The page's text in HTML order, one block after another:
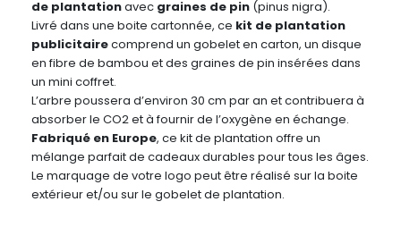
de plantationavec graines de pin (pinus nigra).
Livré dans une boite cartonnée, ce kit de plantation
publicitairecomprend un gobelet en carton, un disque
en fibre de bambou et des graines de pin insérées dans
un mini coffret.
L’arbre poussera d’environ 30 cm par an et contribuera à
absorber le CO2 et à fournir de l’oxygène en échange.
Fabriqué en Europe, ce kit de plantation offre un
mélange parfait de cadeaux durables pour tous les âges.
Le marquage de votre logo peut être réalisé sur la boite
extérieur et/ou sur le gobelet de plantation.